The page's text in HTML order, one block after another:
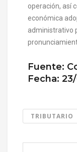
operación, así
económica
administrativo
Fuente:
Fecha:
TRIBUTARIO